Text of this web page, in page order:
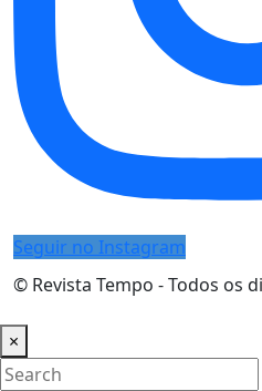
Seguir no Instagram
© Revista Tempo - Todos os
×